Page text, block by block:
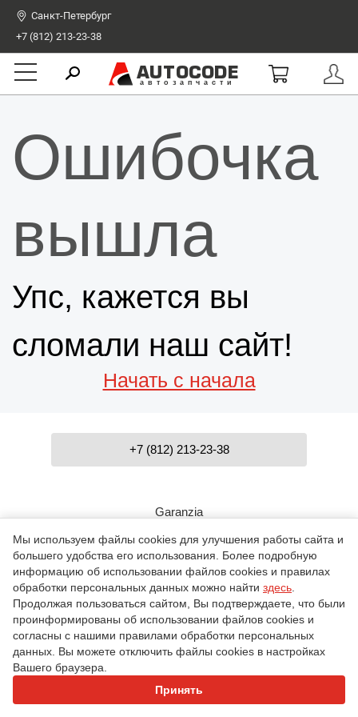
Санкт-Петербург
+7 (812) 213-23-38
AUTOCODE
автозапчасти
Ошибочка
вышла
Упс, кажется вы
сломали наш сайт!
Начать с начала
+7 (812) 213-23-38
Garanzia
Contatti
Мы используем файлы cookies для улучшения работы сайта и
большего удобства его использования. Более подробную
информацию об использовании файлов cookies и правилах
обработки персональных данных можно найти здесь
Продолжая пользоваться сайтом, Вы подтверждаете, что были
проинформированы об использовании файлов cookies и
согласны с нашими правилами обработки персональных
данных. Вы можете отключить файлы cookies в настройках
Вашего браузера.
Принять